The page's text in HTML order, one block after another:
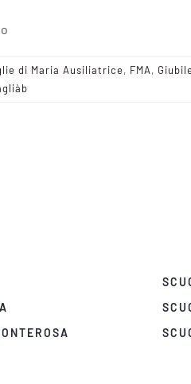
di Maria Ausiliatrice, FMA,